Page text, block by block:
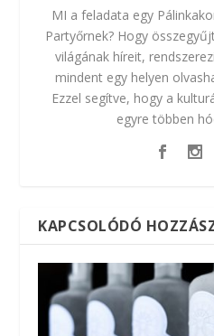
MI a feladata egy
Partyőrnek? Hogy
világának híreit,
mindent egy helyen
Ezzel segítve, hogy a
egyre többen
KAPCSOLÓDÓ